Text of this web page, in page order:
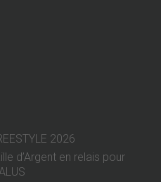
2026
d’Argent en relais pour